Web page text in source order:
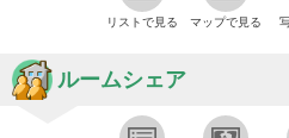
リストで見る マップで見る
ルームシェア